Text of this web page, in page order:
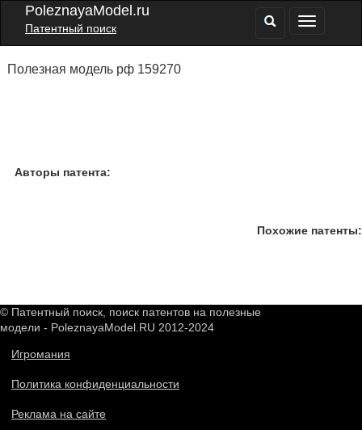
PoleznayaModel.ru
Патентный поиск
Полезная модель рф 159270
Авторы патента:
Похожие патенты:
© Патентный поиск, поиск патентов на полезные
модели - PoleznayaModel.RU 2012-2024
Игромания
Политика конфиденциальности
Реклама на сайте